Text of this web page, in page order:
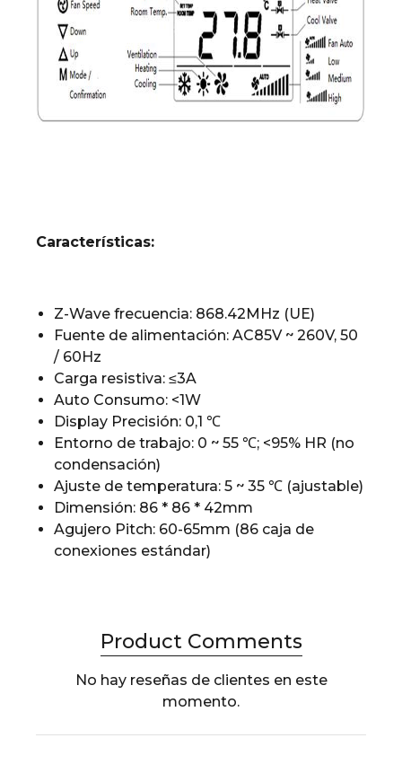
Características:
Z-Wave frecuencia: 868.42MHz (UE)
Fuente de alimentación: AC85V ~ 260V, 50
/ 60Hz
Carga resistiva: ≤3A
Auto Consumo: <1W
Display Precisión: 0,1 ℃
Entorno de trabajo: 0 ~ 55 ℃; <95% HR (no
condensación)
Ajuste de temperatura: 5 ~ 35 ℃ (ajustable)
Dimensión: 86 * 86 * 42mm
Agujero Pitch: 60-65mm (86 caja de
conexiones estándar)
Product Comments
No hay reseñas de clientes en este
momento.